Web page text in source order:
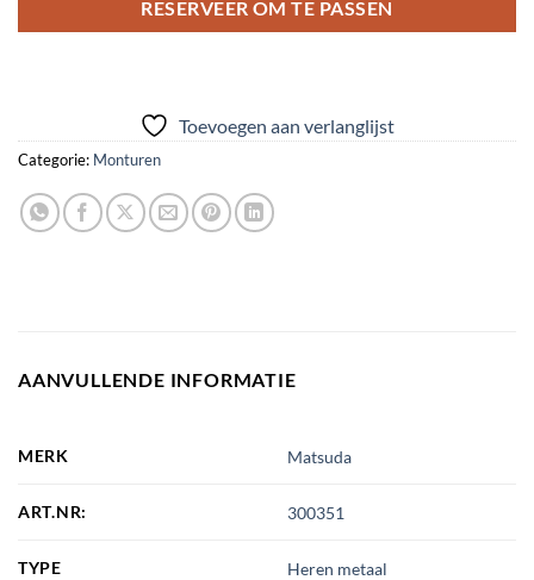
RESERVEER OM TE PASSEN
Toevoegen aan verlanglijst
Categorie: Monturen
AANVULLENDE INFORMATIE
MERK Matsuda
ART.NR: 300351
TYPE Heren metaal